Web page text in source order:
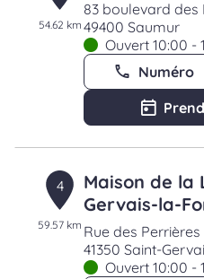
54.62 km
83 boulevard des
49400 Saumur
Ouvert 10:00 -
Numéro
4
59.57 km
Maison de la
Gervais-la-
Rue des Perrières
41350 Saint-
Ouvert 10:00 -